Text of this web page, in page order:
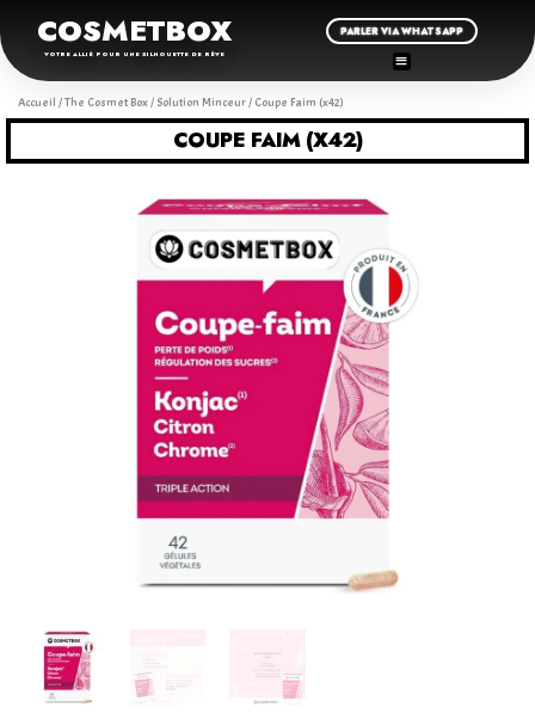
COSMETBOX
VOTRE ALLIÉ POUR UNE SILHOUETTE DE RÊVE
PARLER VIA WHATSAPP
Accueil /The Cosmet Box/ Solution Minceur/ Coupe Faim (x42)
COUPE FAIM (X42)